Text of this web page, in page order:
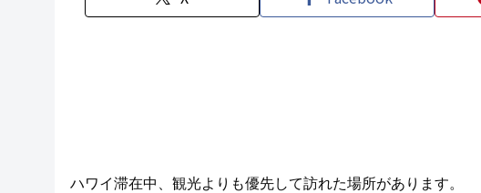
ハワイ滞在中、観光よりも優先して訪れた場所があります。